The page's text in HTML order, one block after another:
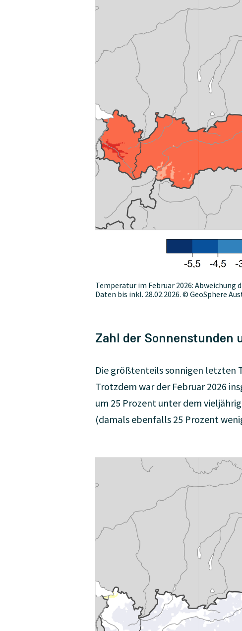
Temperatur im Februar 2026: Abweichung
Daten bis inkl. 28.02.2026. © GeoSphere
Zahl der Sonnenstunden
Die größtenteils sonnigen letzten
Trotzdem war der Februar 2026
um 25 Prozent unter dem
(damals ebenfalls 25 Prozent